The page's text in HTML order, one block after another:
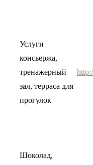
Услуги
консьержа,
тренажерный
зал, терраса для
прогулок
Шоколад,